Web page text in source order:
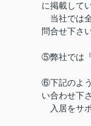
に掲載して
当社では
問合せ下さ
⑤弊社では
⑥下記のよ
い合わせ下
入居をサ